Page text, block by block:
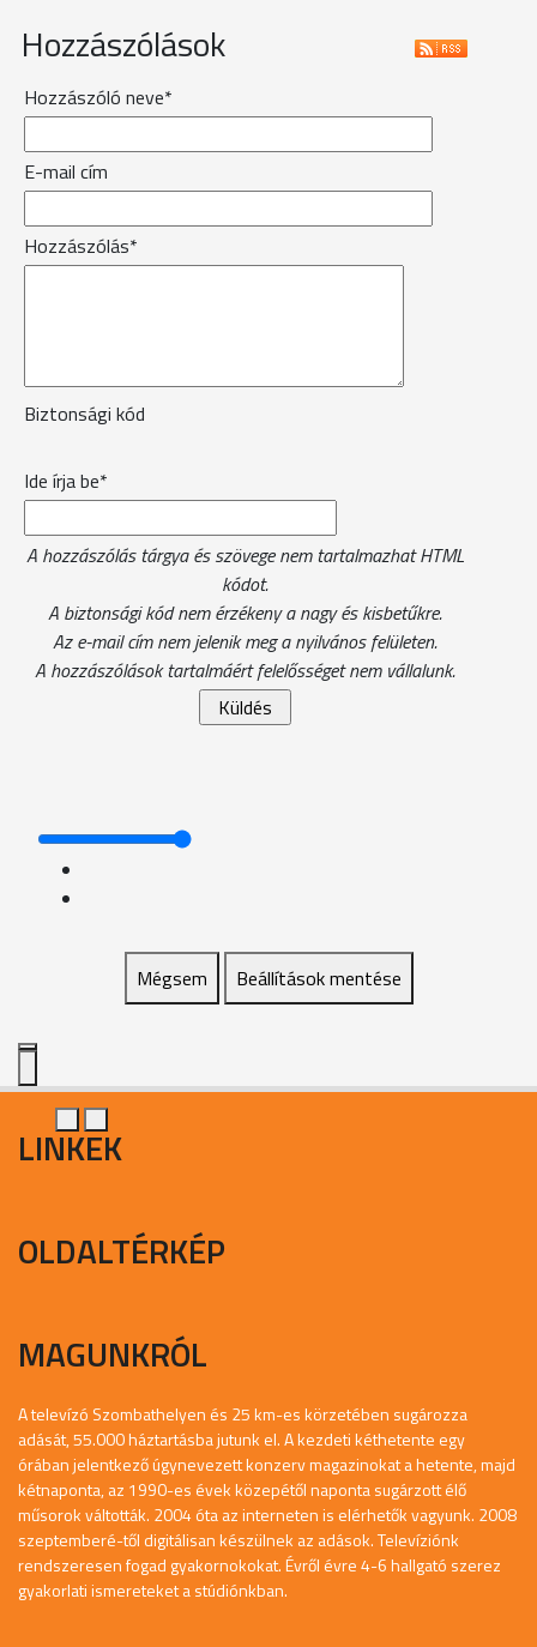
Hozzászólások
Hozzászóló neve*
E-mail cím
Hozzászólás*
Biztonsági kód
Ide írja be*
A hozzászólás tárgya és szövege nem tartalmazhat HTML
kódot.
A biztonsági kód nem érzékeny a nagy és kisbetűkre.
Az e-mail cím nem jelenik meg a nyilvános felületen.
A hozzászólások tartalmáért felelősséget nem vállalunk.
Mégsem Beállítások mentése
LINKEK
OLDALTÉRKÉP
MAGUNKRÓL
A televízó Szombathelyen és 25 km-es körzetében sugározza
adását, 55.000 háztartásba jutunk el. A kezdeti kéthetente egy
órában jelentkező úgynevezett konzerv magazinokat a hetente, majd
kétnaponta, az 1990-es évek közepétől naponta sugárzott élő
műsorok váltották. 2004 óta az interneten is elérhetők vagyunk. 2008
szeptemberé-től digitálisan készülnek az adások. Televíziónk
rendszeresen fogad gyakornokokat. Évről évre 4-6 hallgató szerez
gyakorlati ismereteket a stúdiónkban.